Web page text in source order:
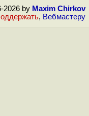
2026 by Maxim Chirkov
, Вебмастеру